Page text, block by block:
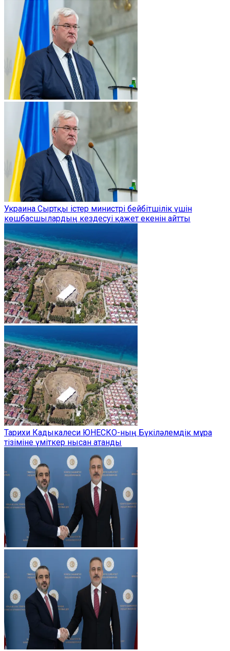
Украина Сыртқы істер министрі бейбітшілік үшін
көшбасшылардың кездесуі қажет екенін айтты
Тарихи Кадыкалеси ЮНЕСКО-ның Бүкіләлемдік мұра
тізіміне үміткер нысан атанды